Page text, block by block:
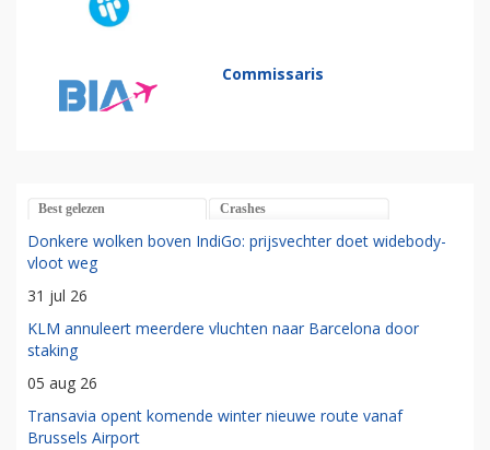
Commissaris
Best gelezen Crashes
Donkere wolken boven IndiGo: prijsvechter doet widebody-
vloot weg
31 jul 26
KLM annuleert meerdere vluchten naar Barcelona door
staking
05 aug 26
Transavia opent komende winter nieuwe route vanaf
Brussels Airport